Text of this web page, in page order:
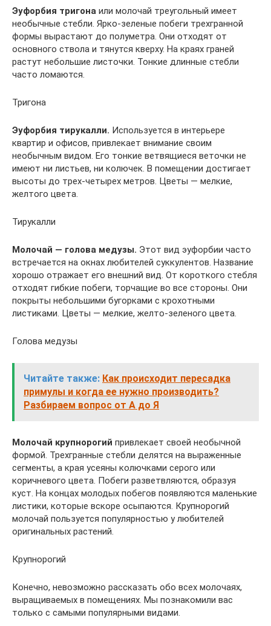
Эуфорбия тригона или молочай треугольный имеет
необычные стебли. Ярко-зеленые побеги трехгранной
формы вырастают до полуметра. Они отходят от
основного ствола и тянутся кверху. На краях граней
растут небольшие листочки. Тонкие длинные стебли
часто ломаются.
Тригона
Эуфорбия тирукалли. Используется в интерьере
квартир и офисов, привлекает внимание своим
необычным видом. Его тонкие ветвящиеся веточки не
имеют ни листьев, ни колючек. В помещении достигает
высоты до трех-четырех метров. Цветы — мелкие,
желтого цвета.
Тирукалли
Молочай — голова медузы. Этот вид эуфорбии часто
встречается на окнах любителей суккулентов. Название
хорошо отражает его внешний вид. От короткого стебля
отходят гибкие побеги, торчащие во все стороны. Они
покрыты небольшими бугорками с крохотными
листиками. Цветы — мелкие, желто-зеленого цвета.
Голова медузы
Читайте также: Как происходит пересадка
примулы и когда ее нужно производить?
Разбираем вопрос от А до Я
Молочай крупнорогий привлекает своей необычной
формой. Трехгранные стебли делятся на выраженные
сегменты, а края усеяны колючками серого или
коричневого цвета. Побеги разветвляются, образуя
куст. На концах молодых побегов появляются маленькие
листики, которые вскоре осыпаются. Крупнорогий
молочай пользуется популярностью у любителей
оригинальных растений.
Крупнорогий
Конечно, невозможно рассказать обо всех молочаях,
выращиваемых в помещениях. Мы познакомили вас
только с самыми популярными видами.